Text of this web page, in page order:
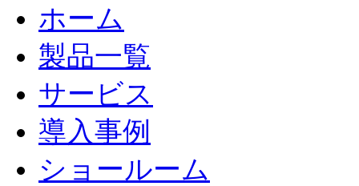
ホーム
製品一覧
サービス
導入事例
ショールーム